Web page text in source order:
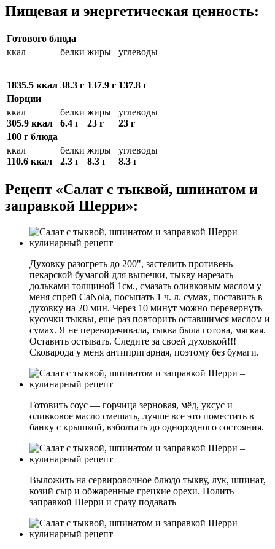
Пищевая и энергетическая ценность:
Готового блюда
ккал
1835.5 ккал
белки
38.3 г
жиры
137.9 г
углеводы
137.8 г
Порции
ккал
305.9 ккал
белки
6.4 г
жиры
23 г
углеводы
23 г
100 г блюда
ккал
110.6 ккал
белки
2.3 г
жиры
8.3 г
углеводы
8.3 г
Рецепт «Салат с тыквой, шпинатом и
заправкой Шерри»:
Духовку разогреть до 200", застелить противень
пекарской бумагой для выпечки, тыкву нарезать
дольками толщиной 1см., смазать оливковым маслом у
меня спрей СаNola, посыпать 1 ч. л. сумах, поставить в
духовку на 20 мин. Через 10 минут можно перевернуть
кусочки тыквы, еще раз повторить оставшимся маслом и
сумах. Я не переворачивала, тыква была готова, мягкая.
Оставить остывать. Следите за своей духовкой!!!
Сковарода у меня антипригарная, поэтому без бумаги.
Готовить соус — горчица зерновая, мёд, уксус и
оливковое масло смешать, лучше все это поместить в
банку с крышкой, взболтать до однородного состояния.
Выложить на сервировочное блюдо тыкву, лук, шпинат,
козий сыр и обжаренные грецкие орехи. Полить
заправкой Шерри и сразу подавать